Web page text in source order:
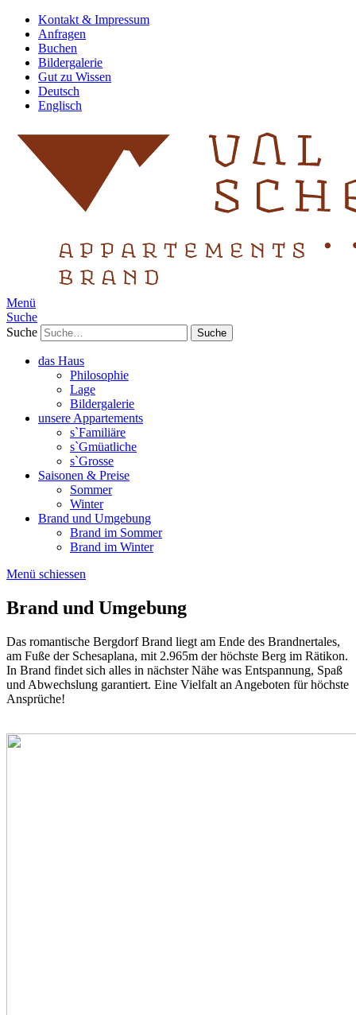
Kontakt & Impressum
Anfragen
Buchen
Bildergalerie
Gut zu Wissen
Deutsch
Englisch
Menü
Suche
Suche
das Haus
Philosophie
Lage
Bildergalerie
unsere Appartements
s`Familiäre
s`Gmüatliche
s`Grosse
Saisonen & Preise
Sommer
Winter
Brand und Umgebung
Brand im Sommer
Brand im Winter
Menü schiessen
Brand und Umgebung
Das romantische Bergdorf Brand liegt am Ende des Brandnertales,
am Fuße der Schesaplana, mit 2.965m der höchste Berg im Rätikon.
In Brand findet sich alles in nächster Nähe was Entspannung, Spaß
und Abwechslung garantiert. Eine Vielfalt an Angeboten für höchste
Ansprüche!